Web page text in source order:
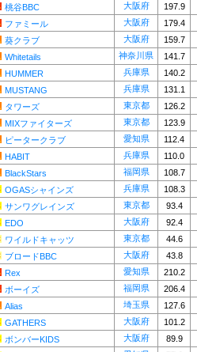
桃谷BBC 大阪府
197.9
ファミール 大阪府
179.4
葵クラブ 大阪府
159.7
Whitetails 神奈川県
141.7
HUMMER 兵庫県
140.2
MUSTANG 兵庫県
131.1
タワーズ 東京都
126.2
MIXファイターズ 東京都
123.9
ピータークラブ 愛知県
112.4
HABIT 兵庫県
110.0
BlackStars 福岡県
108.7
OGASシャインズ 兵庫県
108.3
サンワグレインズ 東京都
93.4
EDO 大阪府
92.4
ワイルドキャッツ 東京都
44.6
ブロードBBC 大阪府
43.8
Rex 愛知県
210.2
ボーイズ 福岡県
206.4
Alias 埼玉県
127.6
GATHERS 大阪府
101.2
ボンバーKIDS 大阪府
89.9